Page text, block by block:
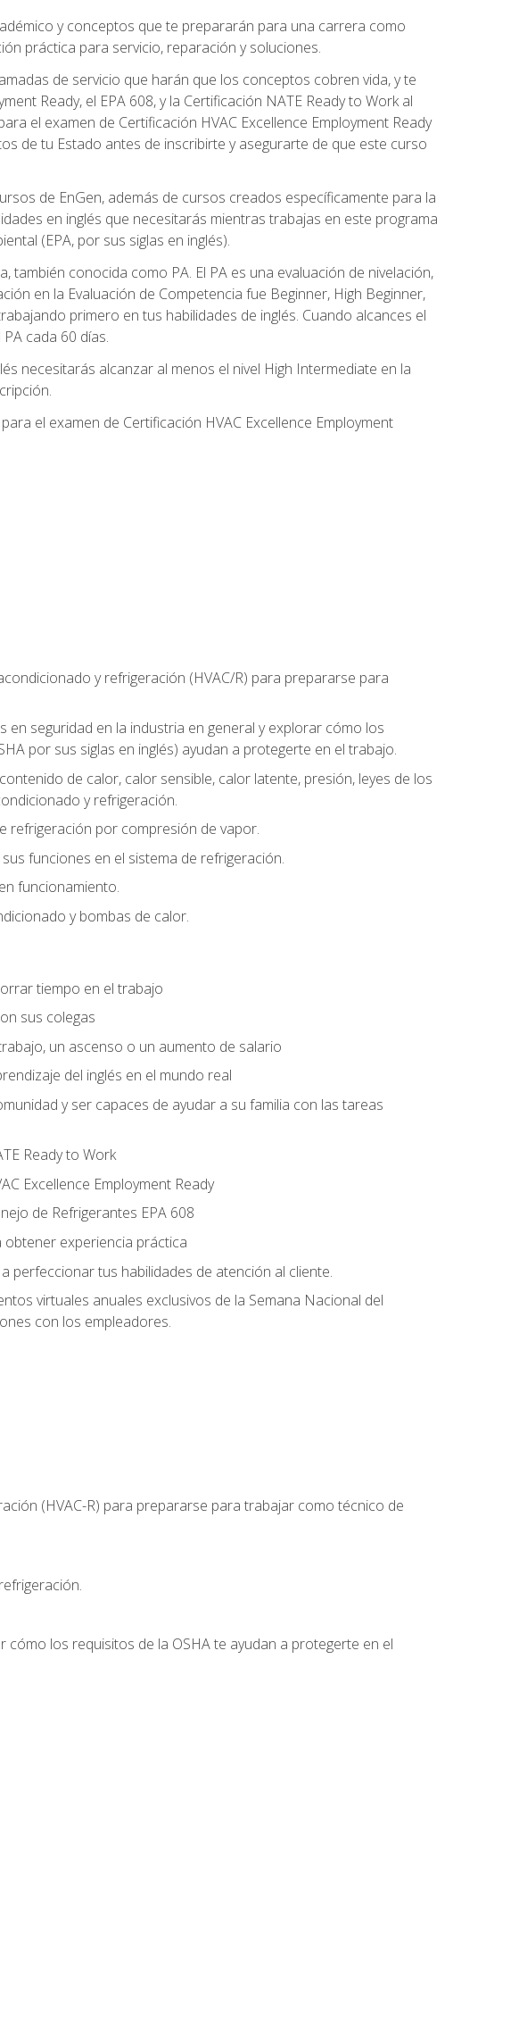
y conceptos que te prepararán para una carrera como
práctica para servicio, reparación y soluciones.
de servicio que harán que los conceptos cobren vida, y te
Ready, el EPA 608, y la Certificación NATE Ready to Work al
el examen de Certificación HVAC Excellence Employment Ready
de tu Estado antes de inscribirte y asegurarte de que este curso
de EnGen, además de cursos creados específicamente para la
en inglés que necesitarás mientras trabajas en este programa
(EPA, por sus siglas en inglés).
conocida como PA. El PA es una evaluación de nivelación,
en la Evaluación de Competencia fue Beginner, High Beginner,
primero en tus habilidades de inglés. Cuando alcances el
cada 60 días.
necesitarás alcanzar al menos el nivel High Intermediate en la
el examen de Certificación HVAC Excellence Employment
y refrigeración (HVAC/R) para prepararse para
seguridad en la industria en general y explorar cómo los
por sus siglas en inglés) ayudan a protegerte en el trabajo.
de calor, calor sensible, calor latente, presión, leyes de los
y refrigeración.
refrigeración por compresión de vapor.
funciones en el sistema de refrigeración.
funcionamiento.
y bombas de calor.
tiempo en el trabajo
sus colegas
un ascenso o un aumento de salario
del inglés en el mundo real
y ser capaces de ayudar a su familia con las tareas
Ready to Work
Excellence Employment Ready
de Refrigerantes EPA 608
obtener experiencia práctica
perfeccionar tus habilidades de atención al cliente.
virtuales anuales exclusivos de la Semana Nacional del
con los empleadores.
(HVAC-R) para prepararse para trabajar como técnico de
los requisitos de la OSHA te ayudan a protegerte en el